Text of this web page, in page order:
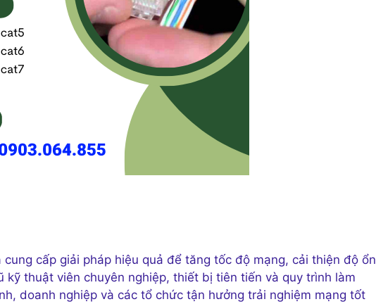
cấp giải pháp hiệu quả để tăng tốc độ mạng, cải thiện độ ổn
kỹ thuật viên chuyên nghiệp, thiết bị tiên tiến và quy trình làm
doanh nghiệp và các tổ chức tận hưởng trải nghiệm mạng tốt